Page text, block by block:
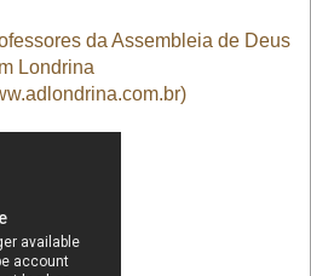
da Assembleia de Deus
Londrina